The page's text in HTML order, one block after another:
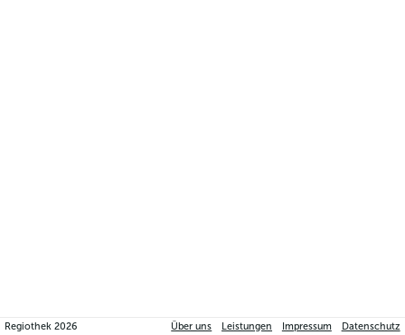
Regiothek2026 Über uns Leistungen Impressum Datenschutz